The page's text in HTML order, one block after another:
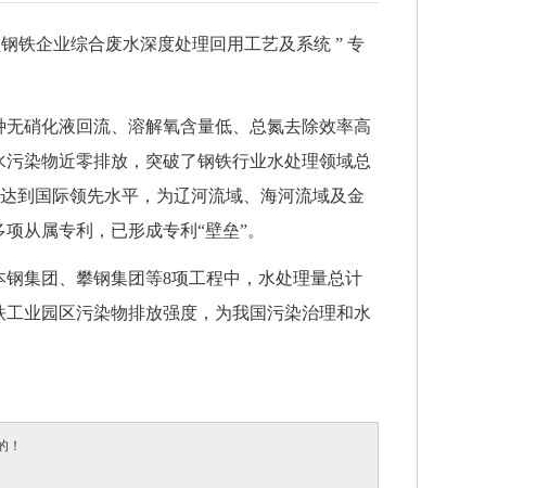
企业综合废水深度处理回用工艺及系统 ” 专
硝化液回流、溶解氧含量低、总氮去除效率高
染物近零排放，突破了钢铁行业水处理领域总
到国际领先水平，为辽河流域、海河流域及金
从属专利，已形成专利“壁垒”。
集团、攀钢集团等8项工程中，水处理量总计
业园区污染物排放强度，为我国污染治理和水
！